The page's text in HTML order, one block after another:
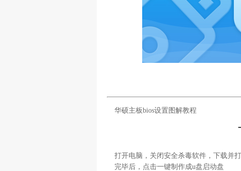
华硕主板bios设置图解教程
打开电脑，关闭安全杀毒软件，下载并
完毕后，点击一键制作成u盘启动盘